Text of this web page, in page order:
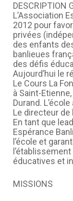
DESCRIPTION
L’Association
2012 pour
privées
des enfants
banlieues
des défis
Aujourd’hui le
Le Cours La
à Saint-
Durand.
Le directeur de
En tant que
Espérance
l’école et
éducatives et
MISSIONS